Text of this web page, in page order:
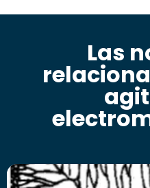
Las